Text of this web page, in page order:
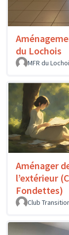
du Lochois
MFR du
Aménager
l’extérieur
Fondettes)
Club